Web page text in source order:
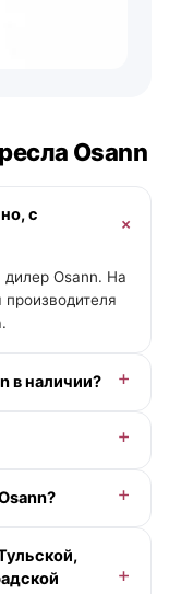
Osann
с
Osann. На
производителя
в наличии?
цены
деньгами.
(если в
день,